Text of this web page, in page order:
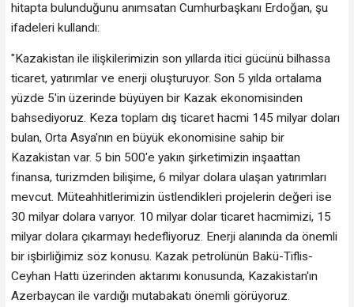
hitapta bulunduğunu anımsatan Cumhurbaşkanı Erdoğan, şu
ifadeleri kullandı:
"Kazakistan ile ilişkilerimizin son yıllarda itici gücünü bilhassa
ticaret, yatırımlar ve enerji oluşturuyor. Son 5 yılda ortalama
yüzde 5'in üzerinde büyüyen bir Kazak ekonomisinden
bahsediyoruz. Keza toplam dış ticaret hacmi 145 milyar doları
bulan, Orta Asya'nın en büyük ekonomisine sahip bir
Kazakistan var. 5 bin 500'e yakın şirketimizin inşaattan
finansa, turizmden bilişime, 6 milyar dolara ulaşan yatırımları
mevcut. Müteahhitlerimizin üstlendikleri projelerin değeri ise
30 milyar dolara varıyor. 10 milyar dolar ticaret hacmimizi, 15
milyar dolara çıkarmayı hedefliyoruz. Enerji alanında da önemli
bir işbirliğimiz söz konusu. Kazak petrolünün Bakü-Tiflis-
Ceyhan Hattı üzerinden aktarımı konusunda, Kazakistan'ın
Azerbaycan ile vardığı mutabakatı önemli görüyoruz.